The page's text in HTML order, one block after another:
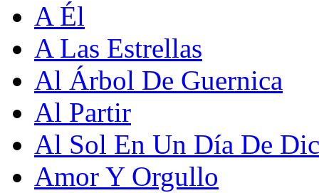
A Él
A Las Estrellas
Al Árbol De Guernica
Al Partir
Al Sol En Un Día De
Amor Y Orgullo